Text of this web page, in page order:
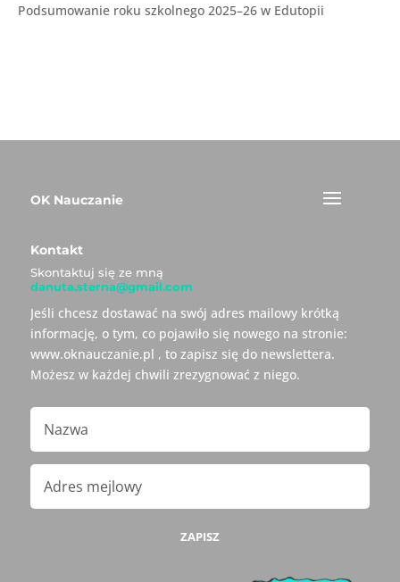
Podsumowanie roku szkolnego 2025–26 w Edutopii
OK Nauczanie
Kontakt
Skontaktuj się ze mną
danuta.sterna@gmail.com
Jeśli chcesz dostawać na swój adres mailowy krótką
informację, o tym, co pojawiło się nowego na stronie:
www.oknauczanie.pl , to zapisz się do newslettera.
Możesz w każdej chwili zrezygnować z niego.
ZAPISZ